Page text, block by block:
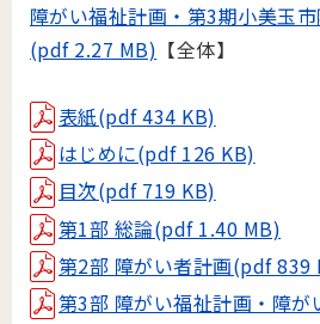
障がい福祉計画・第3期小美玉
(pdf 2.27 MB) 【全体】
表紙(pdf 434 KB)
はじめに(pdf 126 KB)
目次(pdf 719 KB)
第1部 総論(pdf 1.40 MB)
第2部 障がい者計画(pdf 839
第3部 障がい福祉計画・障